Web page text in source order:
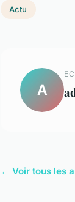
Actu
A
← Voir tous les